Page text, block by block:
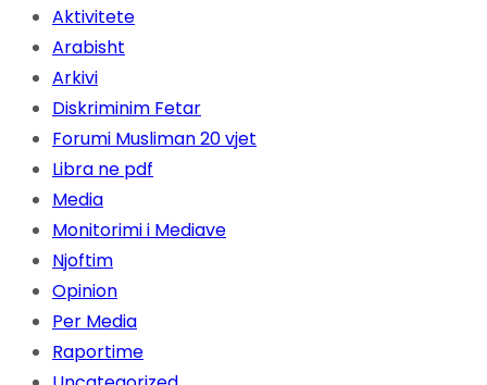
Aktivitete
Arabisht
Arkivi
Diskriminim Fetar
Forumi Musliman 20 vjet
Libra ne pdf
Media
Monitorimi i Mediave
Njoftim
Opinion
Per Media
Raportime